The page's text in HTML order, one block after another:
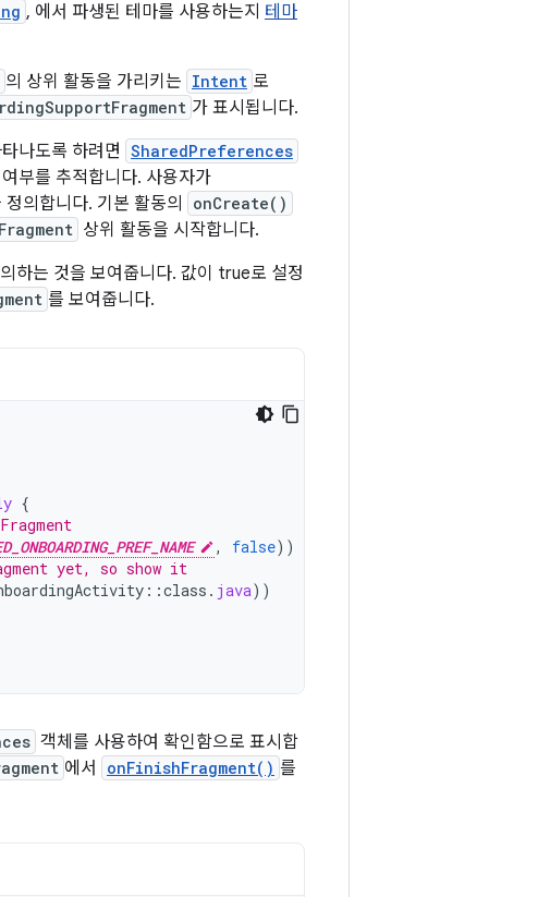
, 에서 파생된 테마를 사용하는지 테마
의 상위 활동을 가리키는 Intent 로
가 표시됩니다.
나도록 하려면 SharedPreferences
부를 추적합니다. 사용자가
의합니다. 기본 활동의 onCreate()
상위 활동을 시작합니다.
하는 것을 보여줍니다. 값이 true로 설정
를 보여줍니다.
{
, false))
yet, so show it
::class . java))
객체를 사용하여 확인함으로 표시합
에서 onFinishFragment() 를